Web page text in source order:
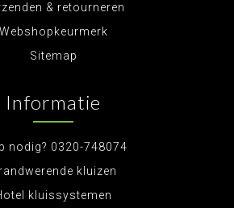
& retourneren
Webshopkeurmerk
Sitemap
Informatie
nodig? 0320-748074
kluizen
kluissystemen